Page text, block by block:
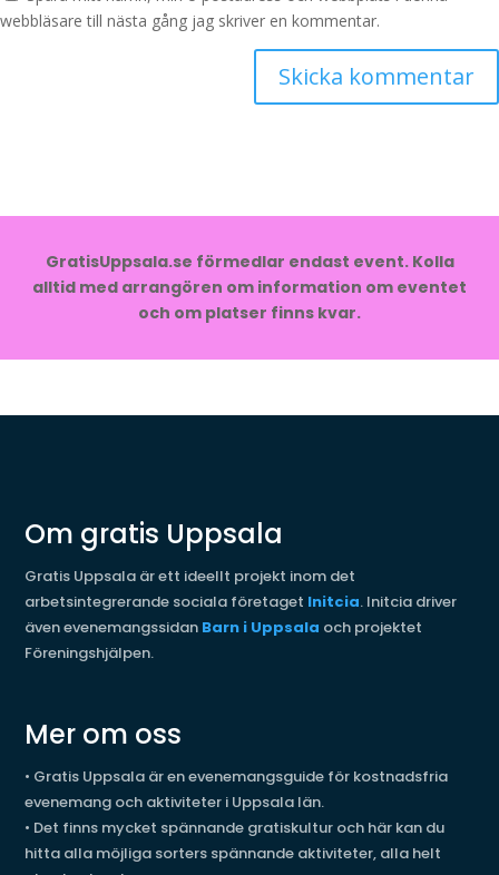
webbläsare till nästa gång jag skriver en kommentar.
GratisUppsala.se förmedlar endast event. Kolla
alltid med arrangören om information om eventet
och om platser finns kvar.
Om gratis Uppsala
Gratis Uppsala är ett ideellt projekt inom det
arbetsintegrerande sociala företaget Initcia. Initcia driver
även evenemangssidan Barn i Uppsala och projektet
Föreningshjälpen.
Mer om oss
• Gratis Uppsala är en evenemangsguide för kostnadsfria
evenemang och aktiviteter i Uppsala län.
• Det finns mycket spännande gratiskultur och här kan du
hitta alla möjliga sorters spännande aktiviteter, alla helt